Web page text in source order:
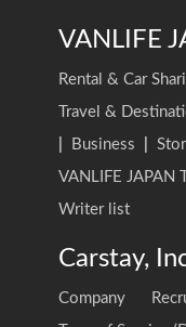
VANLIFE
Rental & Car
Travel &
Business
VANLIFE JAPAN
Writer list
Carstay,
Company